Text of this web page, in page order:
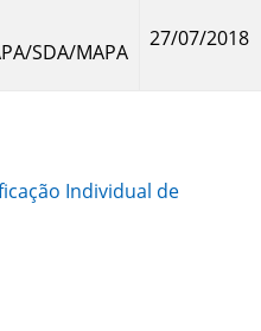
SDA/MAPA
27/07/2018
Individual de